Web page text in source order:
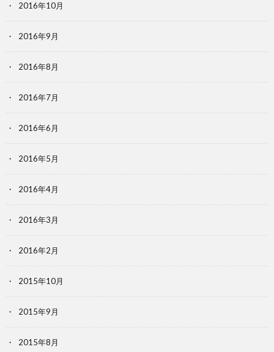
2016年10月
2016年9月
2016年8月
2016年7月
2016年6月
2016年5月
2016年4月
2016年3月
2016年2月
2015年10月
2015年9月
2015年8月